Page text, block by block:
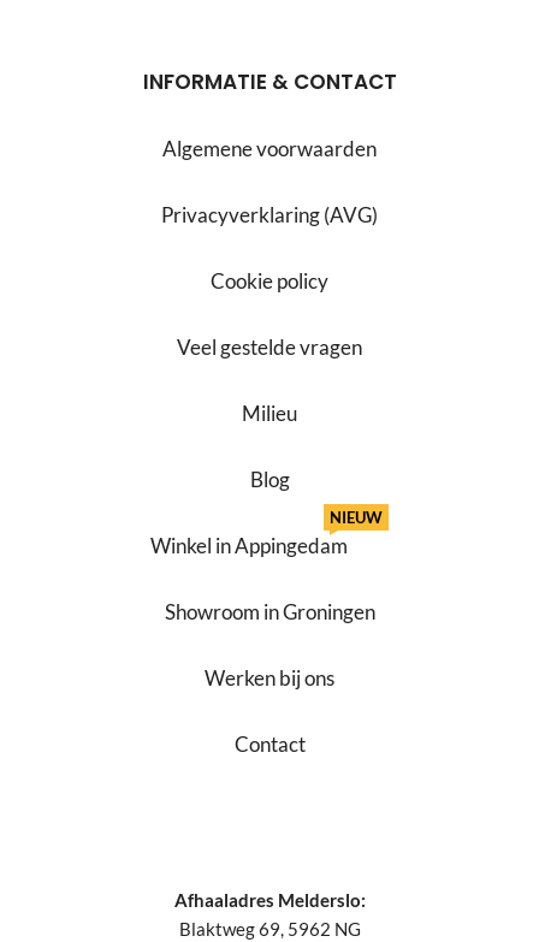
INFORMATIE & CONTACT
Algemene voorwaarden
Privacyverklaring (AVG)
Cookie policy
Veel gestelde vragen
Milieu
Blog
Winkel in Appingedam
NIEUW
Showroom in Groningen
Werken bij ons
Contact
Afhaaladres Melderslo:
Blaktweg 69, 5962 NG